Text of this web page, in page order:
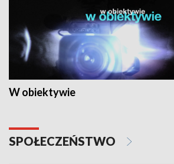
W obiektywie
SPOŁECZEŃSTWO